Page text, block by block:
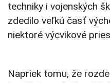
techniky i vojenských
zdedilo veľkú časť
niektoré výcvikové
Napriek tomu, že